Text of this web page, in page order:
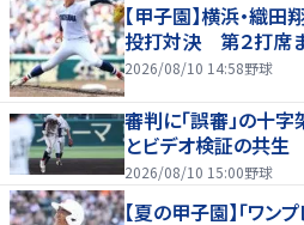
【甲子園】横浜・織
投打対決 第２打席
2026/08/10 14:58野球
審判に「誤審」の十
とビデオ検証の共生
2026/08/10 15:00野球
【夏の甲子園】「ワン